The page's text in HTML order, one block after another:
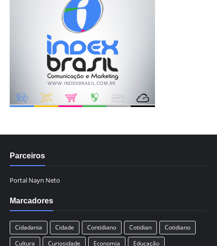
Parceiros
Portal Nayn Neto
Marcadores
Cidadania Cidade Contidiano Cotidian
Cotidiano
Cultura
Curiosidade Economia
Educação